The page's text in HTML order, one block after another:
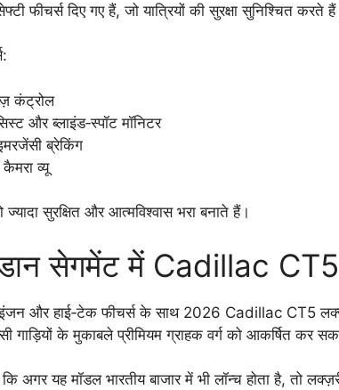
फीचर्स दिए गए हैं, जो यात्रियों की सुरक्षा सुनिश्चित करते
कंट्रोल
और ब्लाइंड‑स्पॉट मॉनिटर
ब्रेकिंग
व्यू
ज्यादा सुरक्षित और आत्मविश्वास भरा बनाते हैं।
सेगमेंट में Cadillac
इंजन और हाई‑टेक फीचर्स के साथ 2026 Cadillac CT5
के मुकाबले प्रीमियम ग्राहक वर्ग को आकर्षित कर
कि अगर यह मॉडल भारतीय बाजार में भी लॉन्च होता है,